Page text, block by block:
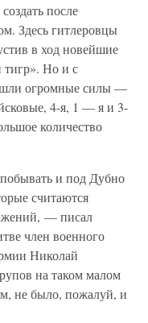
после
Здесь гитлеровцы
в ход новейшие
тигр». Но и с
огромные силы —
4-я, 1 — я и 3-
количество
и под Дубно
считаются
— писал
член военного
Николай
на таком малом
не было, пожалуй, и